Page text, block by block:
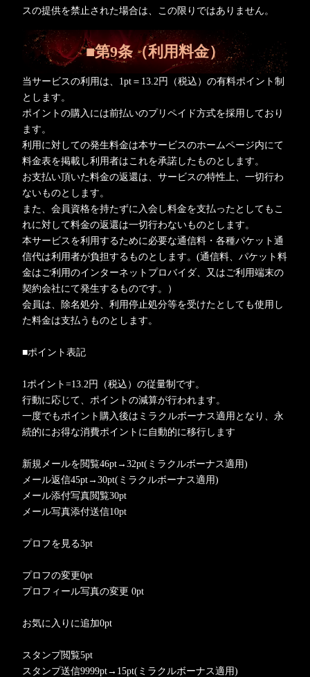
スの提供を禁止された場合は、この限りではありません。
■第9条（利用料金）
当サービスの利用は、1pt＝13.2円（税込）の有料ポイント制
とします。
ポイントの購入には前払いのプリペイド方式を採用しており
ます。
利用に対しての発生料金は本サービスのホームページ内にて
料金表を掲載し利用者はこれを承諾したものとします。
お支払い頂いた料金の返還は、サービスの特性上、一切行わ
ないものとします。
また、会員資格を持たずに入会し料金を支払ったとしてもこ
れに対して料金の返還は一切行わないものとします。
本サービスを利用するために必要な通信料・各種パケット通
信代は利用者が負担するものとします。(通信料、パケット料
金はご利用のインターネットプロバイダ、又はご利用端末の
契約会社にて発生するものです。）
会員は、除名処分、利用停止処分等を受けたとしても使用し
た料金は支払うものとします。
■ポイント表記
1ポイント=13.2円（税込）の従量制です。
行動に応じて、ポイントの減算が行われます。
一度でもポイント購入後はミラクルボーナス適用となり、永
続的にお得な消費ポイントに自動的に移行します
新規メールを閲覧46pt→32pt(ミラクルボーナス適用)
メール返信45pt→30pt(ミラクルボーナス適用)
メール添付写真閲覧30pt
メール写真添付送信10pt
プロフを見る3pt
プロフの変更0pt
プロフィール写真の変更 0pt
お気に入りに追加0pt
スタンプ閲覧5pt
スタンプ送信9999pt→15pt(ミラクルボーナス適用)